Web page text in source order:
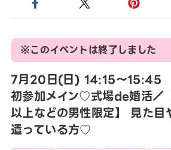
※このイベントは終了しました
7月20日(日) 14:15〜15:45
初参加メイン♡式場de婚活／
以上などの男性限定】 見た目
遣っている方♡